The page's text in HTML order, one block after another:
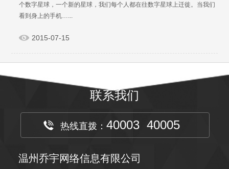
个数字星球，一个新的星球，我们每个人都在往数字星球上迁徙。当我们
看到身上的手机…...
2015-07-15
联系我们
热线直拨： 40003 40005
温州乔宇网络信息有限公司